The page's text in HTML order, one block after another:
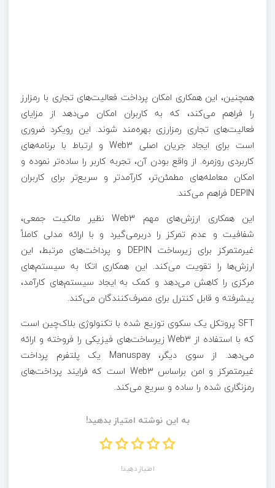
همچنین، این همکاری امکان پرداخت فعالیت‌های تجاری با رمزارز
را فراهم می‌کند، که به کاربران امکان می‌دهد از مزایای
فعالیت‌های تجاری رمزارزی بهره‌مند شوند. این رویکرد ضروری
است برای ایجاد جریان اصلی Web3 و ارتباط با برنامه‌های
کاربردی روزمره. از واقع بودن آن، تجربه کاربر را ساده‌تر نموده و
امکان معامله‌های مطمئن‌تر، کارآمدتر و سریع‌تر برای کاربران
DEPIN فراهم می‌کند.
این همکاری ارزش‌های مهم Web3 نظیر مالکیت جمعی،
شفافیت و عدم تمرکز را دربرمی‌گیرد و با ارائه مدلی کاملاً
غیرمتمرکز برای زیرساخت DEPIN و پرداخت‌های مرتبط، این
ارزش‌ها را تقویت می‌کند. این همکاری اتکا به سیستم‌های
مرکزی را کاهش می‌دهد و کمک به ایجاد سیستم‌های کارآمد،
پیشرفته و قابل کنترل برای مصرف‌کنندگان می‌کند.
SFT پروتکل یک سکوی توزیع شده با تکنولوژی بلاک‌چین است
که با استفاده از Web3 زیرساخت‌های فیزیکی را فروخته و ارائه
می‌دهد. از سوی دیگر، Manuspay یک پلتفرم پرداخت
غیرمتمرکز و امن براساس Web3 است که فرایند پرداخت‌های
رمزنگاری شده را ساده و سریع می‌کند.
به این نوشته امتیاز بدهید!
امتیاز دهید!